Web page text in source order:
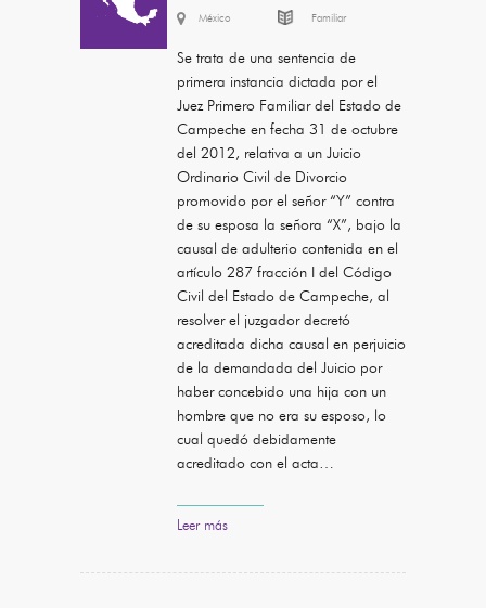
México Familiar
Se trata de una sentencia de
primera instancia dictada por el
Juez Primero Familiar del Estado de
Campeche en fecha 31 de octubre
del 2012, relativa a un Juicio
Ordinario Civil de Divorcio
promovido por el señor “Y” contra
de su esposa la señora “X”, bajo la
causal de adulterio contenida en el
artículo 287 fracción I del Código
Civil del Estado de Campeche, al
resolver el juzgador decretó
acreditada dicha causal en perjuicio
de la demandada del Juicio por
haber concebido una hija con un
hombre que no era su esposo, lo
cual quedó debidamente
acreditado con el acta…
Leer más